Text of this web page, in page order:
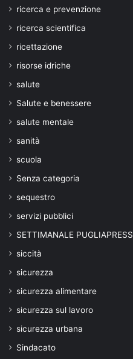
ricerca e prevenzione
ricerca scientifica
ricettazione
risorse idriche
salute
Salute e benessere
salute mentale
sanità
scuola
Senza categoria
sequestro
servizi pubblici
SETTIMANALE PUGLIAPRESS
siccità
sicurezza
sicurezza alimentare
sicurezza sul lavoro
sicurezza urbana
Sindacato